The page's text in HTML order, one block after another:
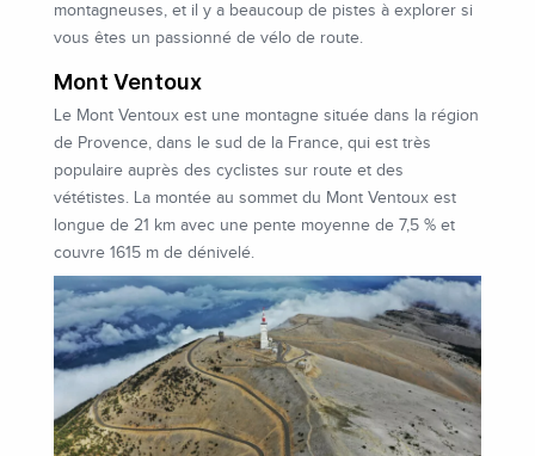
montagneuses, et il y a beaucoup de pistes à explorer si
vous êtes un passionné de vélo de route.
Mont Ventoux
Le Mont Ventoux est une montagne située dans la région
de Provence, dans le sud de la France, qui est très
populaire auprès des cyclistes sur route et des
vététistes. La montée au sommet du Mont Ventoux est
longue de 21 km avec une pente moyenne de 7,5 % et
couvre 1615 m de dénivelé.